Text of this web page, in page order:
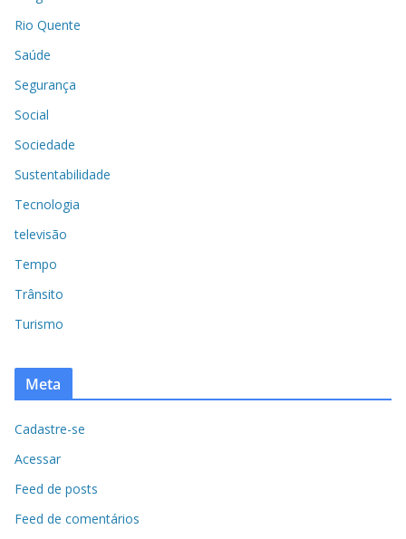
Rio Quente
Saúde
Segurança
Social
Sociedade
Sustentabilidade
Tecnologia
televisão
Tempo
Trânsito
Turismo
Meta
Cadastre-se
Acessar
Feed de posts
Feed de comentários